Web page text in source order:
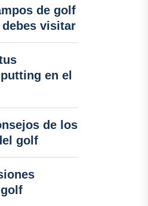
de golf
visitar
en el
de los
golf